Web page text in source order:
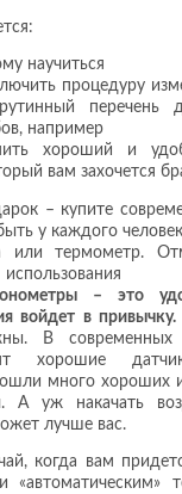
научиться
процедуру
перечень
например
хороший и
вам захочется
– купите
у каждого
или термометр.
– это
войдет в привычку.
В современных
хорошие
много хороших
А уж накачать
лучше вас.
когда вам